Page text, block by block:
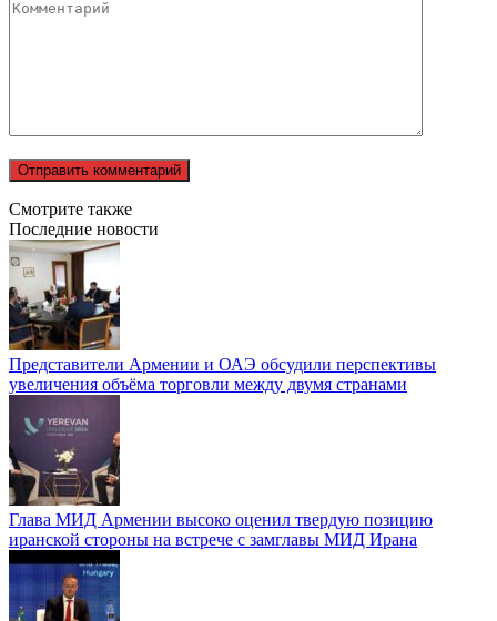
Смотрите также
Последние новости
Представители Армении и ОАЭ обсудили перспективы
увеличения объёма торговли между двумя странами
Глава МИД Армении высоко оценил твердую позицию
иранской стороны на встрече с замглавы МИД Ирана